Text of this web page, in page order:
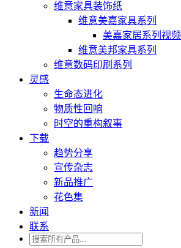
维意家具装饰纸
维意美嘉家具系列
美嘉家居系列视频
维意美邦家具系列
维意数码印刷系列
灵感
生命态进化
物质性回响
时空的重构叙事
下载
趋势分享
宣传杂志
新品推广
花色集
新闻
联系